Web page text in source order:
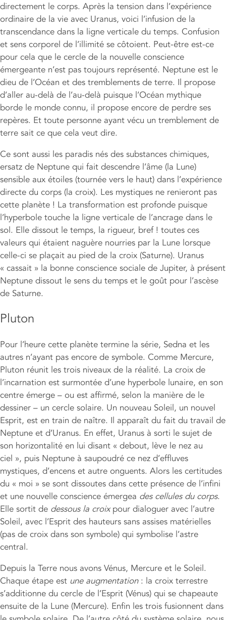
directement le corps. Après la tension dans l’expérience
ordinaire de la vie avec Uranus, voici l’infusion de la
transcendance dans la ligne verticale du temps. Confusion
et sens corporel de l’illimité se côtoient. Peut-être est-ce
pour cela que le cercle de la nouvelle conscience
émergeante n’est pas toujours représenté. Neptune est le
dieu de l’Océan et des tremblements de terre. Il propose
d’aller au-delà de l’au-delà puisque l’Océan mythique
borde le monde connu, il propose encore de perdre ses
repères. Et toute personne ayant vécu un tremblement de
terre sait ce que cela veut dire.
Ce sont aussi les paradis nés des substances chimiques,
ersatz de Neptune qui fait descendre l’âme (la Lune)
sensible aux étoiles (tournée vers le haut) dans l’expérience
directe du corps (la croix). Les mystiques ne renieront pas
cette planète ! La transformation est profonde puisque
l’hyperbole touche la ligne verticale de l’ancrage dans le
sol. Elle dissout le temps, la rigueur, bref ! toutes ces
valeurs qui étaient naguère nourries par la Lune lorsque
celle-ci se plaçait au pied de la croix (Saturne). Uranus
« cassait » la bonne conscience sociale de Jupiter, à présent
Neptune dissout le sens du temps et le goût pour l’ascèse
de Saturne.
Pluton
Pour l’heure cette planète termine la série, Sedna et les
autres n’ayant pas encore de symbole. Comme Mercure,
Pluton réunit les trois niveaux de la réalité. La croix de
l’incarnation est surmontée d’une hyperbole lunaire, en son
centre émerge – ou est affirmé, selon la manière de le
dessiner – un cercle solaire. Un nouveau Soleil, un nouvel
Esprit, est en train de naître. Il apparaît du fait du travail de
Neptune et d’Uranus. En effet, Uranus à sorti le sujet de
son horizontalité en lui disant « debout, lève le nez au
ciel », puis Neptune à saupoudré ce nez d’effluves
mystiques, d’encens et autre onguents. Alors les certitudes
du « moi » se sont dissoutes dans cette présence de l’infini
et une nouvelle conscience émergea des cellules du corps.
Elle sortit de dessous la croixpour dialoguer avec l’autre
Soleil, avec l’Esprit des hauteurs sans assises matérielles
(pas de croix dans son symbole) qui symbolise l’astre
central.
Depuis la Terre nous avons Vénus, Mercure et le Soleil.
Chaque étape est une augmentation : la croix terrestre
s’additionne du cercle de l’Esprit (Vénus) qui se chapeaute
ensuite de la Lune (Mercure). Enfin les trois fusionnent dans